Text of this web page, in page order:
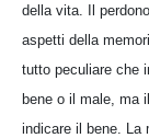
della vita. Il
aspetti della
tutto peculiare che
bene o il male, ma
indicare il bene. La